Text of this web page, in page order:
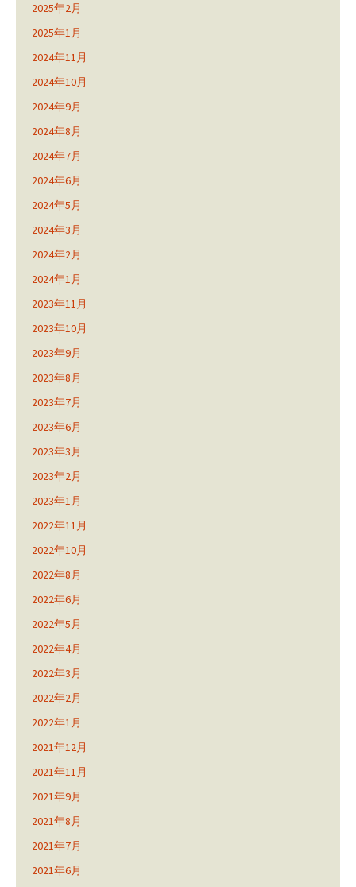
2025年2月
2025年1月
2024年11月
2024年10月
2024年9月
2024年8月
2024年7月
2024年6月
2024年5月
2024年3月
2024年2月
2024年1月
2023年11月
2023年10月
2023年9月
2023年8月
2023年7月
2023年6月
2023年3月
2023年2月
2023年1月
2022年11月
2022年10月
2022年8月
2022年6月
2022年5月
2022年4月
2022年3月
2022年2月
2022年1月
2021年12月
2021年11月
2021年9月
2021年8月
2021年7月
2021年6月